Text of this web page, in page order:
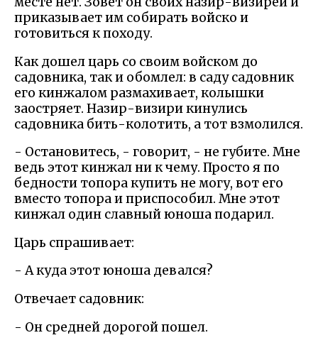
приказывает им собирать войско и
готовиться к походу.
Как дошел царь со своим войском до
садовника, так и обомлел: в саду садовник
его кинжалом размахивает, колышки
заостряет. Назир-визири кинулись
садовника бить-колотить, а тот взмолился.
- Остановитесь, - говорит, - не губите. Мне
ведь этот кинжал ни к чему. Просто я по
бедности топора купить не могу, вот его
вместо топора и приспособил. Мне этот
кинжал один славный юноша подарил.
Царь спрашивает:
- А куда этот юноша девался?
Отвечает садовник:
- Он средней дорогой пошел.